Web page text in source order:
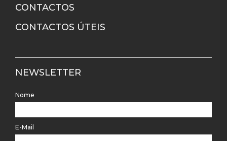
CONTACTOS
CONTACTOS ÚTEIS
NEWSLETTER
Nome
E-Mail